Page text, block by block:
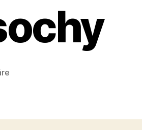
na
sochy